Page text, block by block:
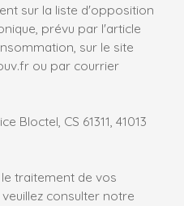
sur la liste d'opposition
prévu par l'article
sur le site
ou par courrier
Bloctel, CS 61311, 41013
traitement de vos
consulter notre